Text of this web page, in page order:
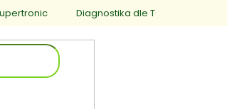
Diagnostika dle TCM